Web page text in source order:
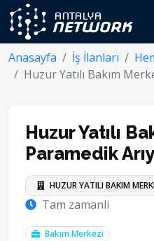
Anasayfa İş İlanları
Huzur Yatılı Bakım
Huzur Yatılı
Paramedik
HUZUR YATILI BAKIM
Tam zamanli
Bakım Merkezi